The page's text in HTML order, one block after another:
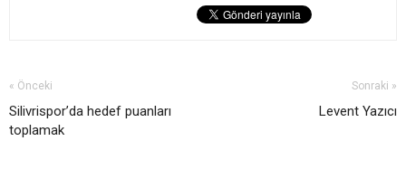
« Önceki
Silivrispor’da hedef puanları
toplamak
Sonraki »
Levent Yazıcı